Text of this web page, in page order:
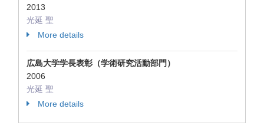
2013
光延 聖
More details
広島大学学長表彰（学術研究活動部門）
2006
光延 聖
More details